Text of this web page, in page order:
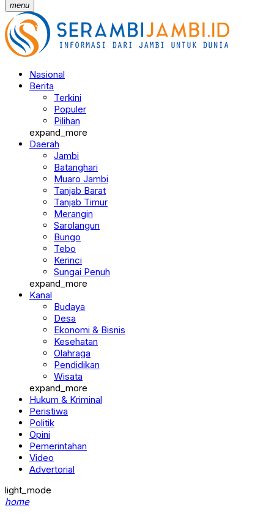
menu
Nasional
Berita
Terkini
Populer
Pilihan
expand_more
Daerah
Jambi
Batanghari
Muaro Jambi
Tanjab Barat
Tanjab Timur
Merangin
Sarolangun
Bungo
Tebo
Kerinci
Sungai Penuh
expand_more
Kanal
Budaya
Desa
Ekonomi & Bisnis
Kesehatan
Olahraga
Pendidikan
Wisata
expand_more
Hukum & Kriminal
Peristiwa
Politik
Opini
Pemerintahan
Video
Advertorial
light_mode
home